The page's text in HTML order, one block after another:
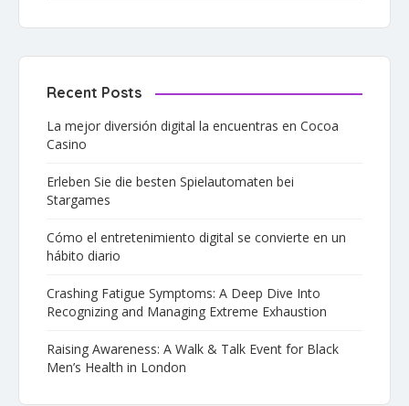
Recent Posts
La mejor diversión digital la encuentras en Cocoa
Casino
Erleben Sie die besten Spielautomaten bei
Stargames
Cómo el entretenimiento digital se convierte en un
hábito diario
Crashing Fatigue Symptoms: A Deep Dive Into
Recognizing and Managing Extreme Exhaustion
Raising Awareness: A Walk & Talk Event for Black
Men’s Health in London